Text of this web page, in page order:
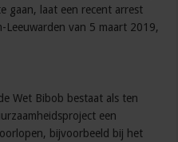
gaan, laat een recent arrest
Leeuwarden van 5 maart 2019,
Wet Bibob bestaat als ten
een
bijvoorbeeld bij het